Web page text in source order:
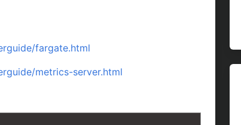
fargate.html
metrics-server.html